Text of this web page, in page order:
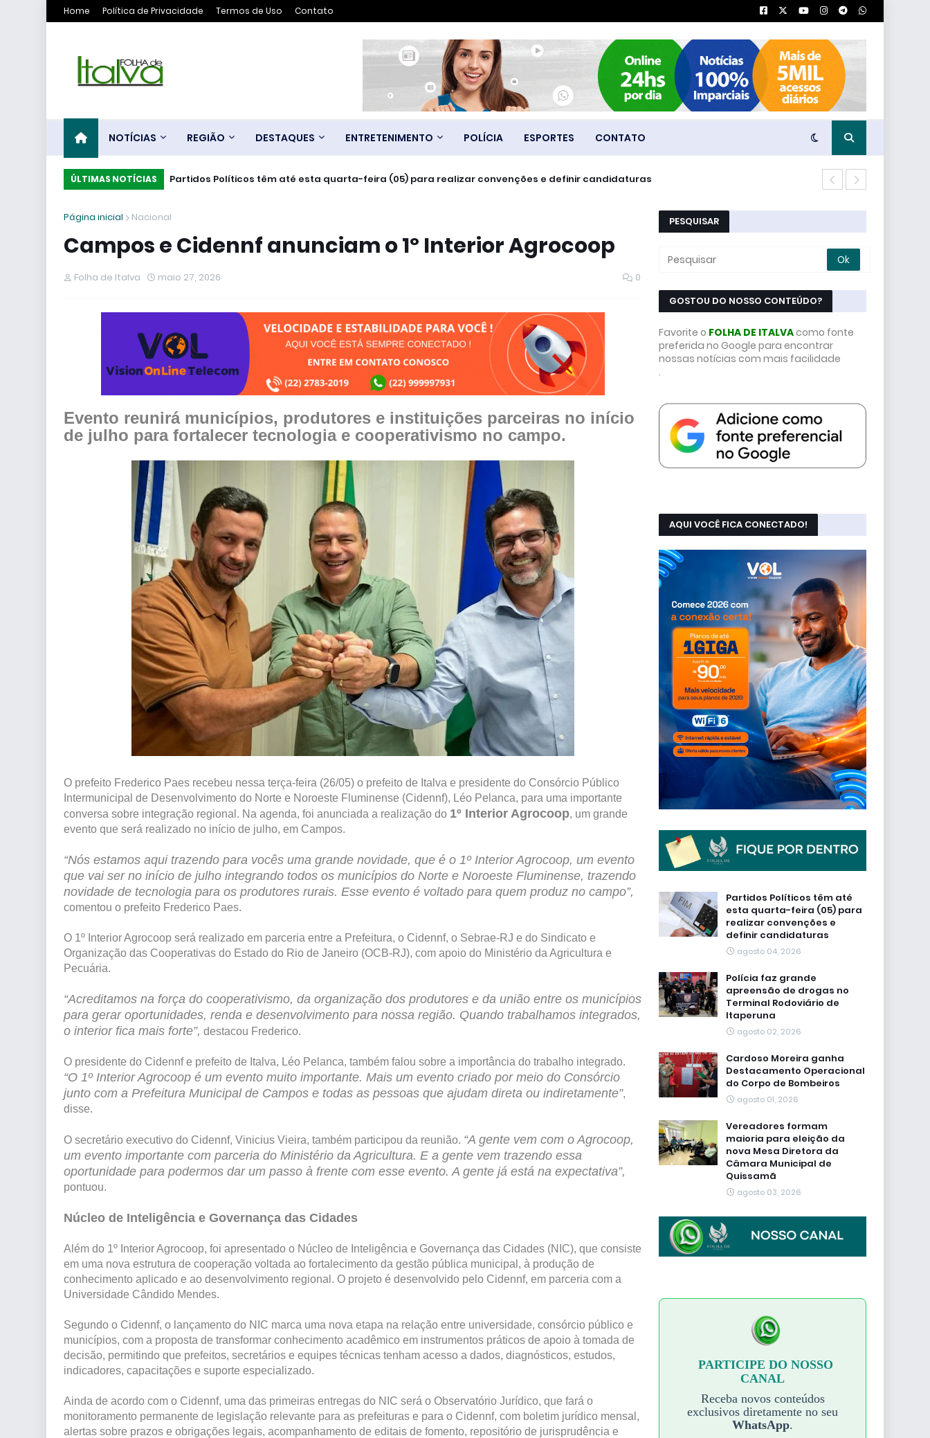
Home Política de Privacidade Termos de Uso Contato
NOTÍCIAS REGIÃO DESTAQUES ENTRETENIMENTO POLÍCIA ESPORTES CONTATO
ÚLTIMAS NOTÍCIAS Partidos Políticos têm até esta quarta-feira (05) para realizar convenções e definir candidaturas
Página inicial Nacional
Campos e Cidennf anunciam o 1º Interior Agrocoop
Folha de Italva maio 27, 2026 0
Evento reunirá municípios, produtores e instituições parceiras no início
de julho para fortalecer tecnologia e cooperativismo no campo.
O prefeito Frederico Paes recebeu nessa terça-feira (26/05) o prefeito de Italva e presidente do Consórcio Público
Intermunicipal de Desenvolvimento do Norte e Noroeste Fluminense (Cidennf), Léo Pelanca, para uma importante
conversa sobre integração regional. Na agenda, foi anunciada a realização do 1º Interior Agrocoop, um grande
evento que será realizado no início de julho, em Campos.
“Nós estamos aqui trazendo para vocês uma grande novidade, que é o 1º Interior Agrocoop, um evento
que vai ser no início de julho integrando todos os municípios do Norte e Noroeste Fluminense, trazendo
novidade de tecnologia para os produtores rurais. Esse evento é voltado para quem produz no campo”,
comentou o prefeito Frederico Paes.
O 1º Interior Agrocoop será realizado em parceria entre a Prefeitura, o Cidennf, o Sebrae-RJ e do Sindicato e
Organização das Cooperativas do Estado do Rio de Janeiro (OCB-RJ), com apoio do Ministério da Agricultura e
Pecuária.
“Acreditamos na força do cooperativismo, da organização dos produtores e da união entre os municípios
para gerar oportunidades, renda e desenvolvimento para nossa região. Quando trabalhamos integrados,
o interior fica mais forte”, destacou Frederico.
O presidente do Cidennf e prefeito de Italva, Léo Pelanca, também falou sobre a importância do trabalho integrado.
“O 1º Interior Agrocoop é um evento muito importante. Mais um evento criado por meio do Consórcio
junto com a Prefeitura Municipal de Campos e todas as pessoas que ajudam direta ou indiretamente”,
disse.
O secretário executivo do Cidennf, Vinicius Vieira, também participou da reunião. “A gente vem com o Agrocoop,
um evento importante com parceria do Ministério da Agricultura. E a gente vem trazendo essa
oportunidade para podermos dar um passo à frente com esse evento. A gente já está na expectativa”,
pontuou.
Núcleo de Inteligência e Governança das Cidades
Além do 1º Interior Agrocoop, foi apresentado o Núcleo de Inteligência e Governança das Cidades (NIC), que consiste
em uma nova estrutura de cooperação voltada ao fortalecimento da gestão pública municipal, à produção de
conhecimento aplicado e ao desenvolvimento regional. O projeto é desenvolvido pelo Cidennf, em parceria com a
Universidade Cândido Mendes.
Segundo o Cidennf, o lançamento do NIC marca uma nova etapa na relação entre universidade, consórcio público e
municípios, com a proposta de transformar conhecimento acadêmico em instrumentos práticos de apoio à tomada de
decisão, permitindo que prefeitos, secretários e equipes técnicas tenham acesso a dados, diagnósticos, estudos,
indicadores, capacitações e suporte especializado.
Ainda de acordo com o Cidennf, uma das primeiras entregas do NIC será o Observatório Jurídico, que fará o
monitoramento permanente de legislação relevante para as prefeituras e para o Cidennf, com boletim jurídico mensal,
alertas sobre prazos e obrigações legais, acompanhamento de editais de fomento, repositório de jurisprudência e
PESQUISAR
GOSTOU DO NOSSO CONTEÚDO?
Favorite o FOLHA DE ITALVAcomo fonte
preferida no Google para encontrar
nossas notícias com mais facilidade
.
AQUI VOCÊ FICA CONECTADO!
Partidos Políticos têm até
esta quarta-feira (05) para
realizar convenções e
definir candidaturas
agosto 04, 2026
Polícia faz grande
apreensão de drogas no
Terminal Rodoviário de
Itaperuna
agosto 02, 2026
Cardoso Moreira ganha
Destacamento Operacional
do Corpo de Bombeiros
agosto 01, 2026
Vereadores formam
maioria para eleição da
nova Mesa Diretora da
Câmara Municipal de
Quissamã
agosto 03, 2026
PARTICIPE DO NOSSO
CANAL
Receba novos conteúdos
exclusivos diretamente no seu
WhatsApp.